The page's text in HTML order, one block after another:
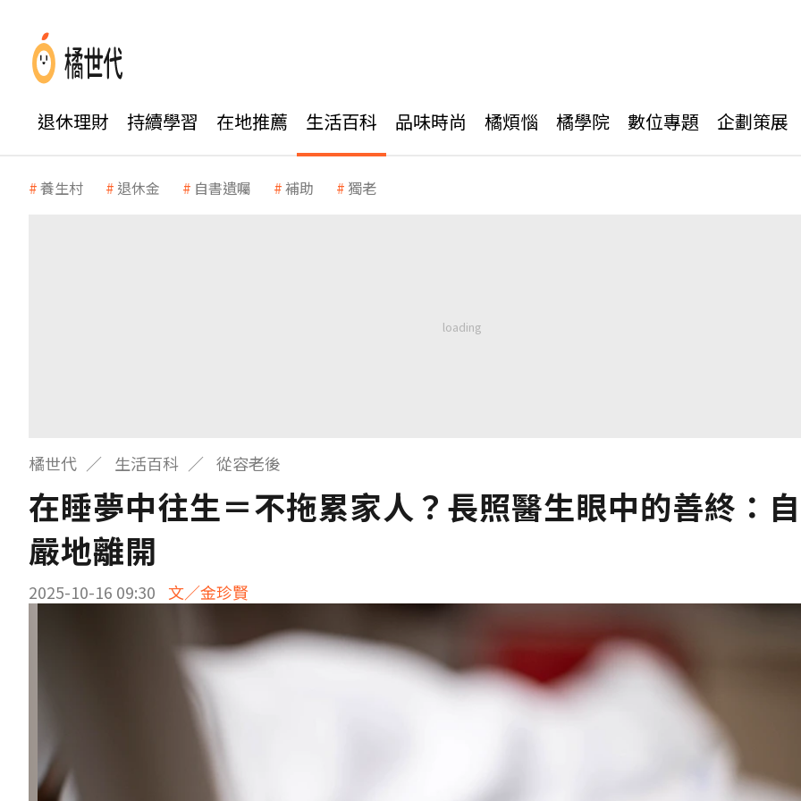
退休理財 持續學習 在地推薦 生活百科 品味時尚 橘煩惱 橘學院 數位專題 企劃策展
養生村 退休金 自書遺囑 補助 獨老
橘世代 生活百科 從容老後
在睡夢中往生＝不拖累家人？長照醫生眼中的善終：
嚴地離開
2025-10-16 09:30 文／金珍賢